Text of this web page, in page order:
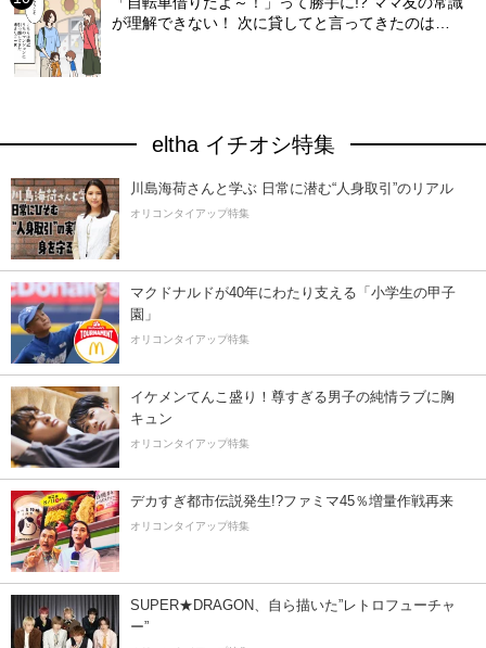
が理解できない！ 次に貸してと言ってきたのは…
eltha イチオシ特集
川島海荷さんと学ぶ 日常に潜む“人身取引”のリアル
オリコンタイアップ特集
マクドナルドが40年にわたり支える「小学生の甲子
園」
オリコンタイアップ特集
イケメンてんこ盛り！尊すぎる男子の純情ラブに胸
キュン
オリコンタイアップ特集
デカすぎ都市伝説発生!?ファミマ45％増量作戦再来
オリコンタイアップ特集
SUPER★DRAGON、自ら描いた”レトロフューチャ
ー”